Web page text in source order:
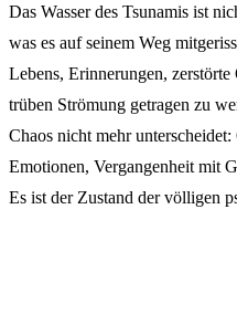
Das Wasser des Tsunamis ist
was es auf seinem Weg
Lebens, Erinnerungen,
trüben Strömung getragen zu
Chaos nicht mehr
Emotionen, Vergangenheit mit
Es ist der Zustand der völligen